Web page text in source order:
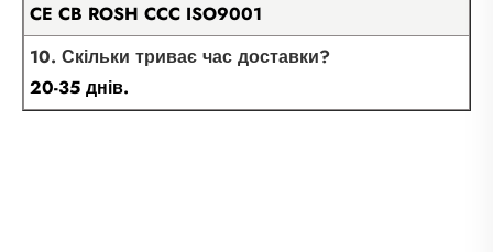
CE CB ROSH CCC ISO9001
10. Скільки триває час доставки?
20-35 днів.